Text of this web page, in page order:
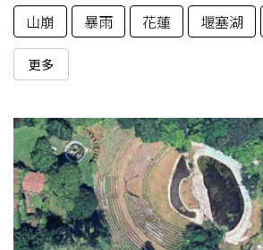
山崩
暴雨 花蓮 堰塞湖
更多